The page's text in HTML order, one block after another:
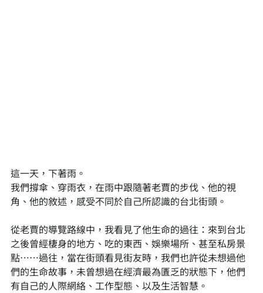
這一天，下著雨。
我們撐傘、穿雨衣，在雨中跟隨著老賈的步伐、他的視
角、他的敘述，感受不同於自己所認識的台北街頭。
從老賈的導覽路線中，我看見了他生命的過往：來到台北
之後曾經棲身的地方、吃的東西、娛樂場所、甚至私房景
點⋯⋯過往，當在街頭看見街友時，我們也許從未想過他
們的生命故事，未曾想過在經濟最為匱乏的狀態下，他們
有自己的人際網絡、工作型態、以及生活智慧。